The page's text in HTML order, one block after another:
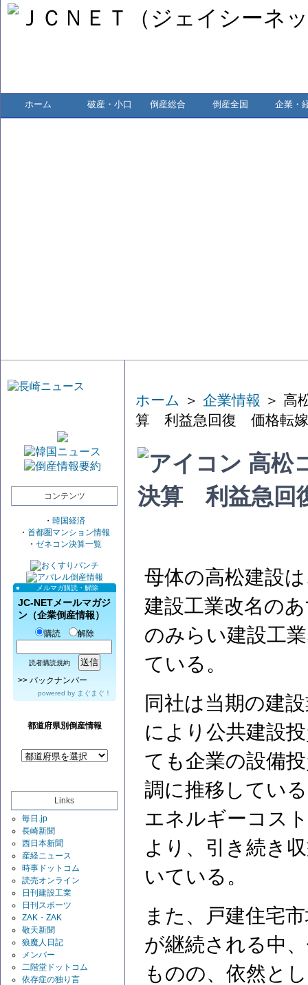
ホーム 破産・小口 倒産総合 倒産全国 企業・
コンテンツ
・ 韓国経済
・ 首都圏マンション情報
・ ゼネコン決算一覧
メルマガ購読・解除
JC-NETメールマガジ
ン（企業倒産情報）
購読 解除
読者購読規約
>> バックナンバー
powered by まぐまぐ！
都道府県別倒産情報
Links
毎日.jp
長崎新聞
西日本新聞
産経ニュース
時事ドットコム
読売オンライン
日刊建設工業
日刊スポーツ
ZAK・ZAK
敬天新聞
狼魔人日記
メンバー
二階堂ドットコム
依存症の独り言
ホーム ＞ 企業情報 ＞ 高
算 利益急回復 価格転
高松
決算 利益急回
母体の高松建設
建設工業改名の
のみらい建設工
ている。
同社は当期の建
により公共建設
ても企業の設備
調に推移してい
エネルギーコス
より、引き続き
いている。
また、戸建住宅
が継続される中
ものの、依然と